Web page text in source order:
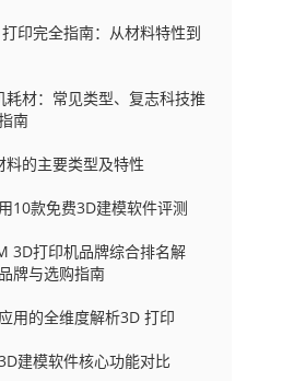
打印完全指南：从材料特性到
耗材：常见类型、复志科技推
南
料的主要类型及特性
10款免费3D建模软件评测
3D打印机品牌综合排名解
牌与选购指南
用的全维度解析3D 打印
建模软件核心功能对比